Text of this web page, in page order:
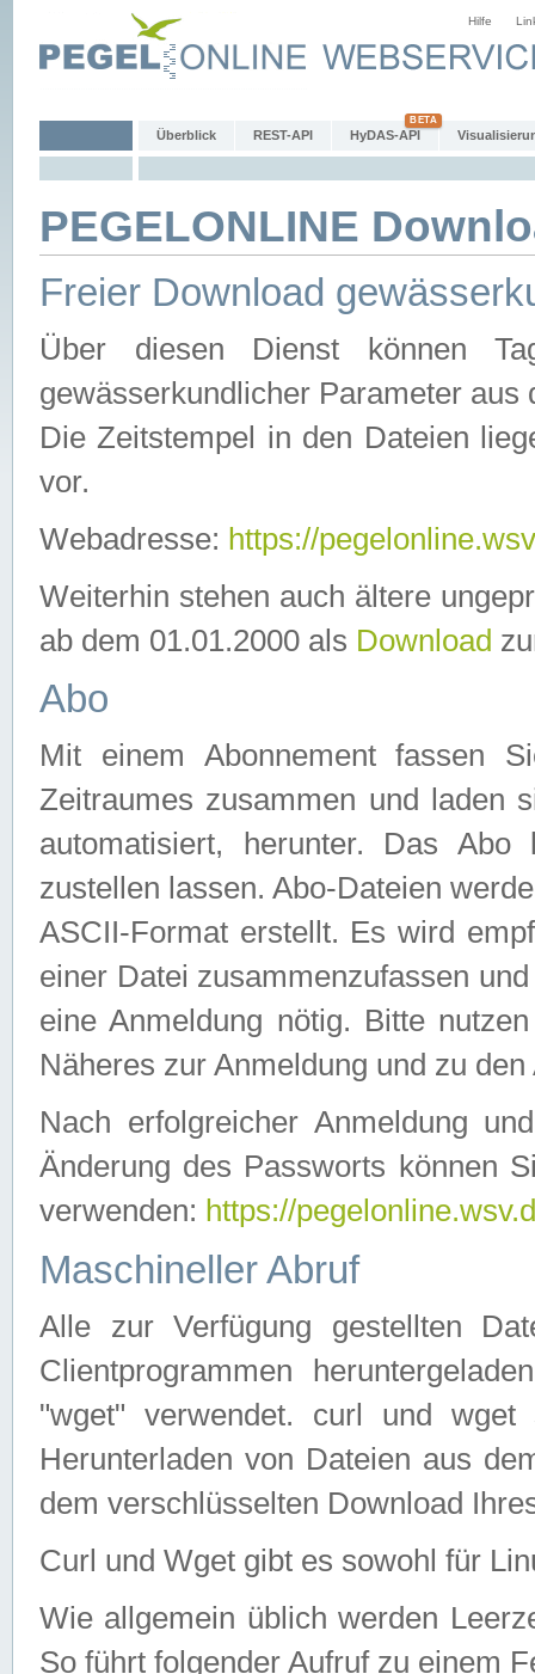
Hilfe
Überblick REST-API HyDAS-API
PEGELONLINE
Freier Download
Über diesen Dienst können
gewässerkundlicher Parameter aus
Die Zeitstempel in den Dateien
vor.
Webadresse: https://
Weiterhin stehen auch ältere
ab dem 01.01.2000 als Download
Abo
Mit einem Abonnement fassen
Zeitraumes zusammen und laden
automatisiert, herunter. Das
zustellen lassen. Abo-Dateien
ASCII-Format erstellt. Es wird
einer Datei zusammenzufassen
eine Anmeldung nötig. Bitte
Näheres zur Anmeldung und zu
Nach erfolgreicher Anmeldung
Änderung des Passworts können
verwenden: https://
Maschineller Abruf
Alle zur Verfügung gestellten
Clientprogrammen
"wget" verwendet. curl und wget
Herunterladen von Dateien aus
dem verschlüsselten Download
Curl und Wget gibt es sowohl für
Wie allgemein üblich werden
So führt folgender Aufruf zu einem